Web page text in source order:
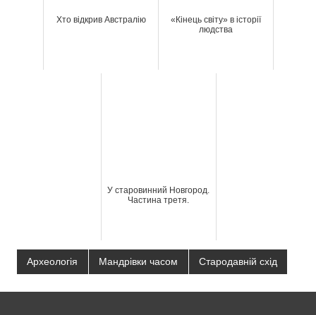
Хто відкрив Австралію
«Кінець світу» в історії
людства
У старовинний Новгород.
Частина третя.
Археологія Мандрівки часом Стародавній схід